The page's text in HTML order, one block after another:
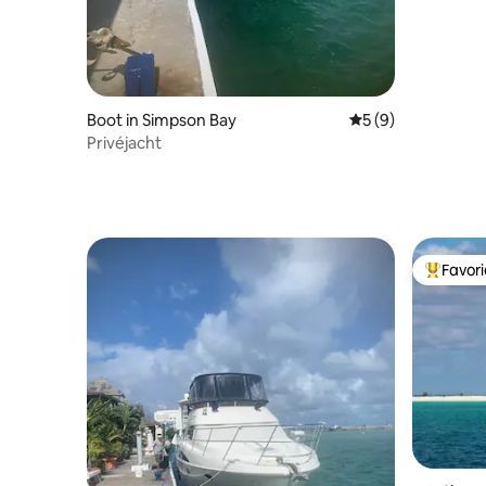
Boot in Simpson Bay Gemiddelde
5 (9)
Privéjacht